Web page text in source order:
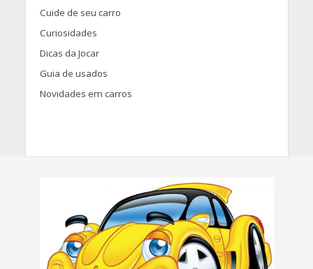
Cuide de seu carro
Curiosidades
Dicas da Jocar
Guia de usados
Novidades em carros